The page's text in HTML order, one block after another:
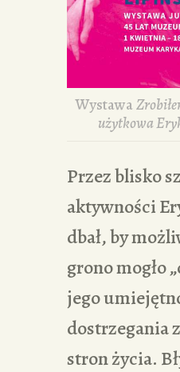
Wystawa
użytkowa
Przez blisko
aktywności
dbał, by
grono mogło
jego
dostrzegania
stron życia.